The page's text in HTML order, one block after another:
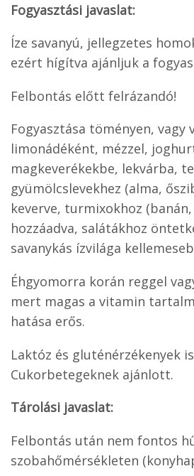
Fogyasztási javaslat:
Íze savanyú, jellegzetes
ezért hígítva ajánljuk a
Felbontás előtt felrázandó!
Fogyasztása töményen, vagy
limonádéként, mézzel,
magkeverékekbe, lekvárba,
gyümölcslevekhez (alma,
keverve, turmixokhoz
hozzáadva, salátákhoz
savanykás ízvilága
Éhgyomorra korán reggel
mert magas a vitamin
hatása erős.
Laktóz és gluténérzékenyek
Cukorbetegeknek ajánlott.
Tárolási javaslat:
Felbontás után nem fontos
szobahőmérsékleten